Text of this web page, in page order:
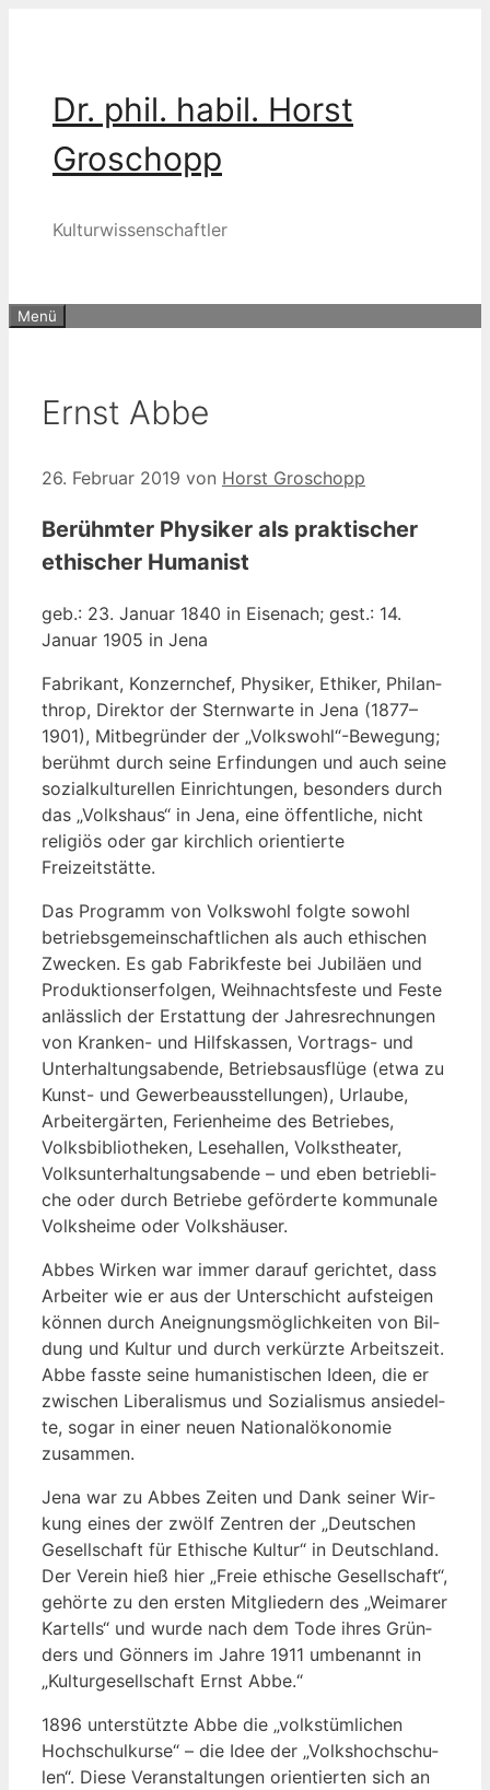
Dr. phil. habil. Horst
Groschopp
Kulturwissenschaftler
Menü
Ernst Abbe
26. Februar 2019 von Horst Groschopp
Berühmter Physiker als praktischer
ethischer Humanist
geb.: 23. Janu­ar 1840 in Eisen­ach; gest.: 14.
Janu­ar 1905 in Jena
Fabri­kant, Kon­zern­chef, Phy­si­ker, Ethi­ker, Phil­an­
throp, Direk­tor der Stern­war­te in Jena (1877–
1901), Mit­be­grün­der der „Volkswohl“-Bewegung;
berühmt durch sei­ne Erfin­dun­gen und auch sei­ne
sozi­al­kul­tu­rel­len Ein­rich­tun­gen, beson­ders durch
das „Volks­haus“ in Jena, eine öffent­li­che, nicht
reli­gi­ös oder gar kirch­lich ori­en­tier­te
Freizeitstätte.
Das Pro­gramm von Volks­wohl folg­te sowohl
betriebs­ge­mein­schaft­li­chen als auch ethi­schen
Zwe­cken. Es gab Fabrik­fes­te bei Jubi­lä­en und
Pro­duk­ti­ons­er­fol­gen, Weih­nachts­fes­te und Fes­te
anläss­lich der Erstat­tung der Jah­res­rech­nun­gen
von Kran­ken- und Hilfs­kas­sen, Vor­trags- und
Unter­hal­tungs­aben­de, Betriebs­aus­flü­ge (etwa zu
Kunst- und Gewer­be­aus­stel­lun­gen), Urlau­be,
Arbei­ter­gär­ten, Feri­en­hei­me des Betrie­bes,
Volks­bi­blio­the­ken, Lese­hal­len, Volks­thea­ter,
Volks­un­ter­hal­tungs­aben­de – und eben betrieb­li­
che oder durch Betrie­be geför­der­te kom­mu­na­le
Volks­hei­me oder Volkshäuser.
Abbes Wir­ken war immer dar­auf gerich­tet, dass
Arbei­ter wie er aus der Unter­schicht auf­stei­gen
kön­nen durch Aneig­nungs­mög­lich­kei­ten von Bil­
dung und Kul­tur und durch ver­kürz­te Arbeits­zeit.
Abbe fass­te sei­ne huma­nis­ti­schen Ideen, die er
zwi­schen Libe­ra­lis­mus und Sozia­lis­mus ansie­del­
te, sogar in einer neu­en Natio­nal­öko­no­mie
zusammen.
Jena war zu Abbes Zei­ten und Dank sei­ner Wir­
kung eines der zwölf Zen­tren der „Deut­schen
Gesell­schaft für Ethi­sche Kul­tur“ in Deutsch­land.
Der Ver­ein hieß hier „Freie ethi­sche Gesell­schaft“,
gehör­te zu den ers­ten Mit­glie­dern des „Wei­ma­rer
Kar­tells“ und wur­de nach dem Tode ihres Grün­
ders und Gön­ners im Jah­re 1911 umbe­nannt in
„Kul­tur­ge­sell­schaft Ernst Abbe.“
1896 unter­stütz­te Abbe die „volks­tüm­li­chen
Hoch­schul­kur­se“ – die Idee der „Volks­hoch­schu­
len“. Die­se Ver­an­stal­tun­gen ori­en­tier­ten sich an